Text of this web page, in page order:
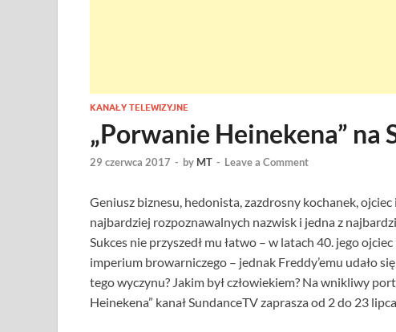
KANAŁY TELEWIZYJNE
„Porwanie Heinekena” na
29 czerwca 2017 - by MT - Leave a Comment
Geniusz biznesu, hedonista, zazdrosny kochanek,
najbardziej rozpoznawalnych nazwisk i jedna z
Sukces nie przyszedł mu łatwo – w latach 40. jego
imperium browarniczego – jednak Freddy’emu udało
tego wyczynu? Jakim był człowiekiem? Na wnikliwy
Heinekena” kanał SundanceTV zaprasza od 2 do 23